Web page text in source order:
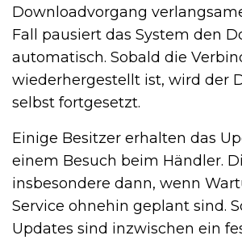
Downloadvorgang
Fall pausiert das System den
automatisch. Sobald die
wiederhergestellt ist, wird der
selbst fortgesetzt.
Einige Besitzer erhalten das
einem Besuch beim Händler.
insbesondere dann, wenn
Service ohnehin geplant sind.
Updates sind inzwischen ein